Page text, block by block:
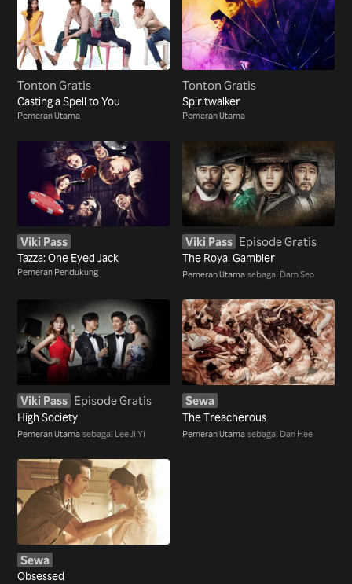
Tonton Gratis
Casting a Spell to You
Pemeran Utama
Tonton Gratis
Spiritwalker
Pemeran Utama
Viki Pass
Tazza: One Eyed Jack
Pemeran Pendukung
Viki Pass Episode Gratis
The Royal Gambler
Pemeran Utama sebagai Dam Seo
Viki Pass Episode Gratis
High Society
Pemeran Utama sebagai Lee Ji Yi
Sewa
The Treacherous
Pemeran Utama sebagai Dan Hee
Sewa
Obsessed